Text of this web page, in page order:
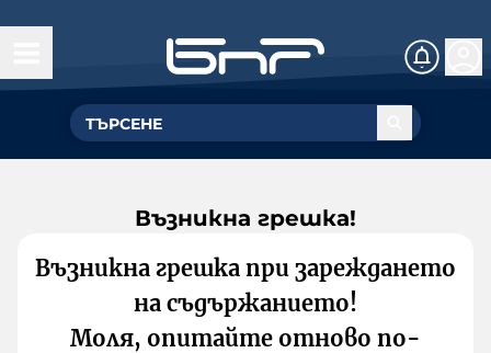
Възникна грешка!
Възникна грешка при зареждането
на съдържанието!
Моля, опитайте отново по-